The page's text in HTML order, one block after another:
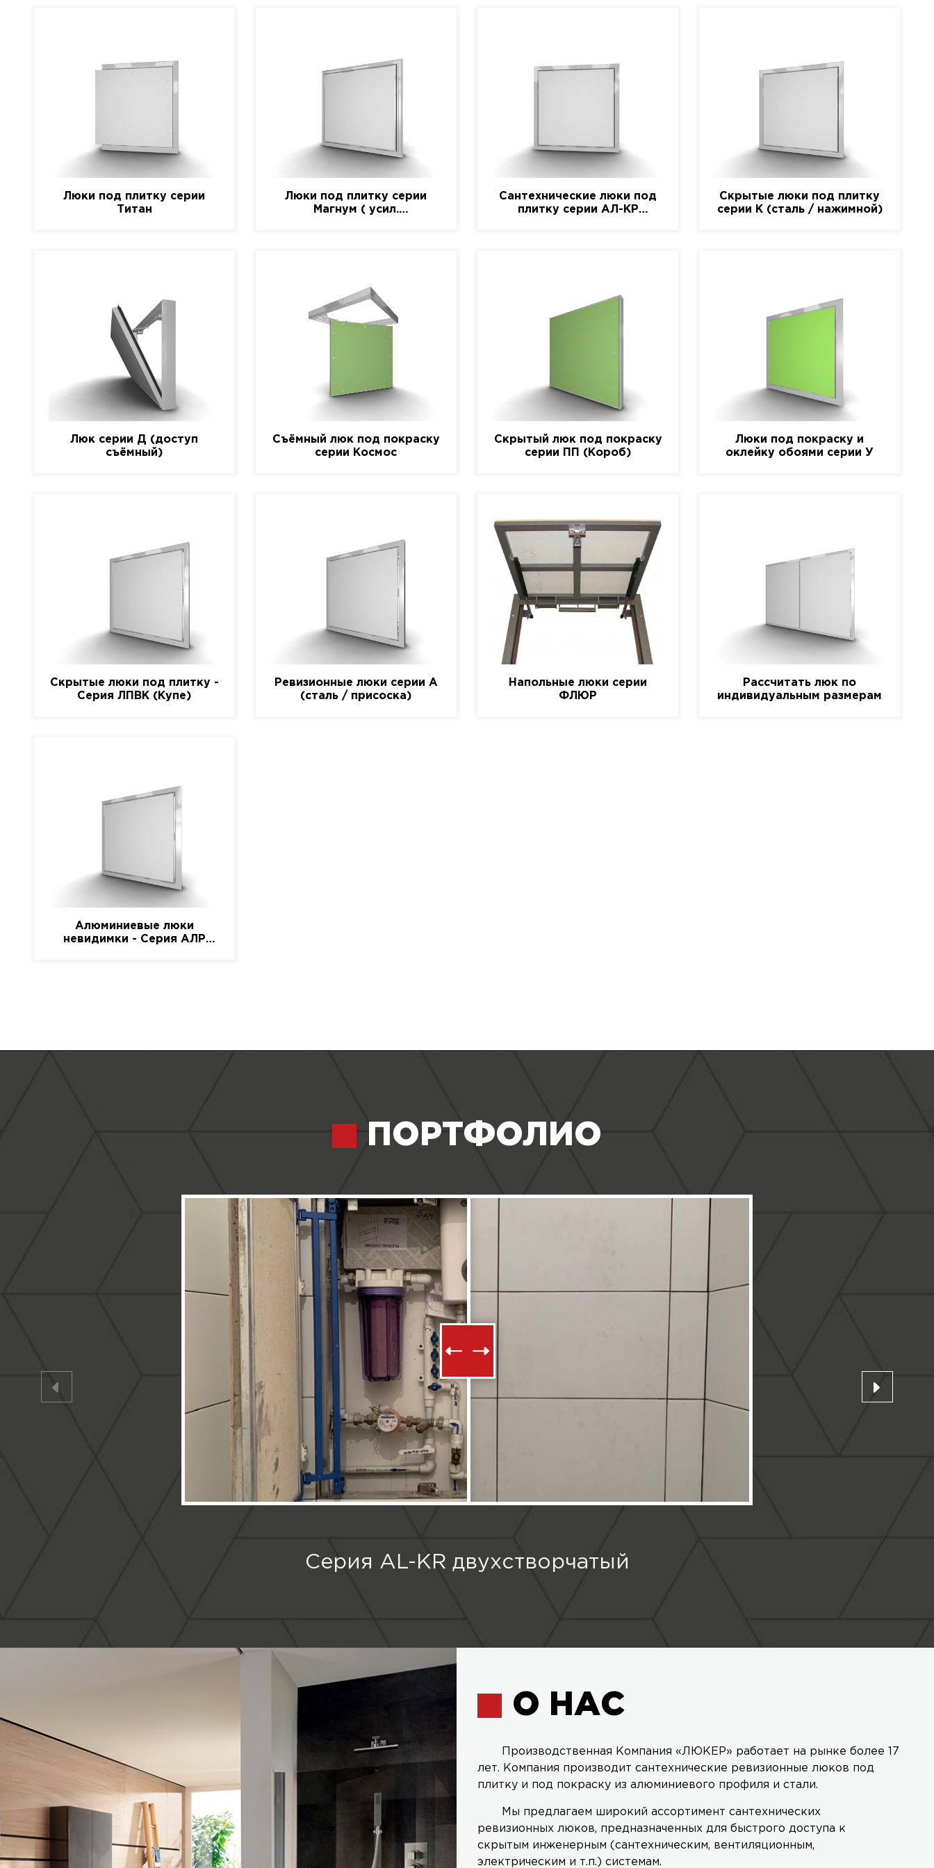
Люки под плитку серии
Титан
Люки под плитку серии
Магнум ( усил.
Сантехнические люки под
плитку серии АЛ-КР
Скрытые люки под плитку
серии K (сталь / нажимной)
Люк серии Д (доступ
съёмный)
Съёмный люк под покраску
серии Космос
Скрытый люк под покраску
серии ПП (Короб)
Люки под покраску и
оклейку обоями серии У
Скрытые люки под плитку -
Серия ЛПВК (Купе)
Ревизионные люки серии A
(сталь / присоска)
Напольные люки серии
ФЛЮР
Рассчитать люк по
индивидуальным размерам
Алюминиевые люки
невидимки - Серия АЛР
ПОРТФОЛИО
Серия AL-KR двухстворчатый
О НАС
Производственная Компания «ЛЮКЕР» работает на рынке более 17
лет. Компания производит сантехнические ревизионные люков под
плитку и под покраску из алюминиевого профиля и стали.
Мы предлагаем широкий ассортимент сантехнических
ревизионных люков, предназначенных для быстрого доступа к
скрытым инженерным (сантехническим, вентиляционным,
электрическим и т.п.) системам.